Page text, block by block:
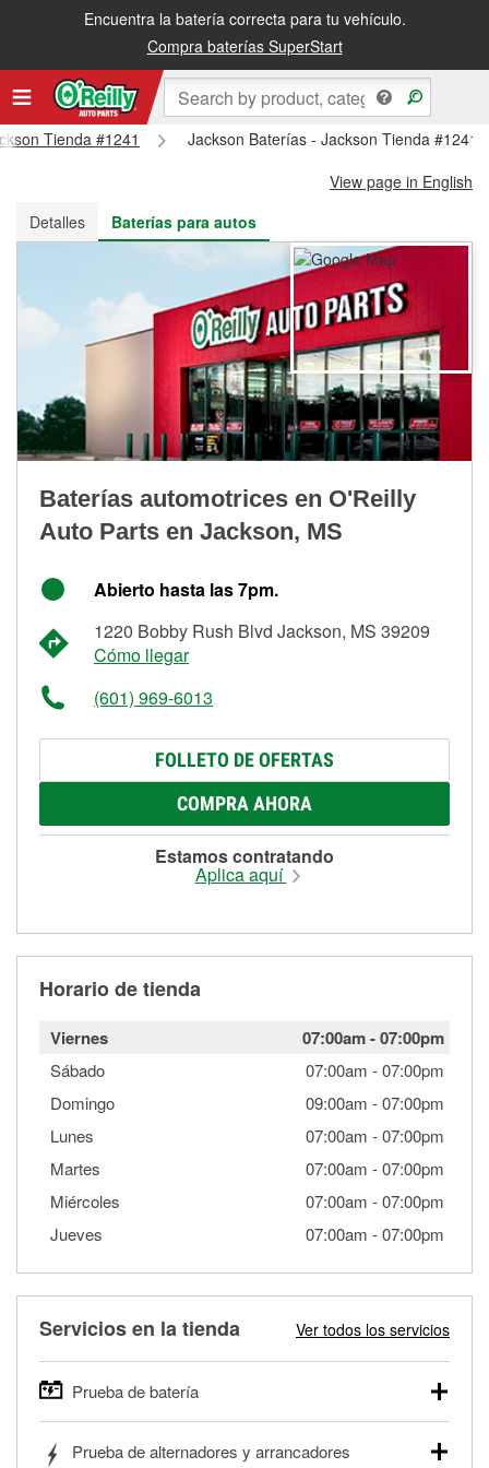
Encuentra la batería correcta para tu vehículo.
Compra baterías SuperStart
Recibe tu orden gratis al día siguiente o recógela en la tienda
Tienda #1241
Jackson Baterías - Jackson Tienda #1241
View page in English
Detalles
Baterías para autos
Baterías automotrices en O'Reilly
Auto Parts en Jackson, MS
Abierto hasta las 7pm.
1220 Bobby Rush Blvd Jackson, MS 39209
Cómo llegar
(601) 969-6013
FOLLETO DE OFERTAS
COMPRA AHORA
Estamos contratando
Aplica aquí
Horario de tienda
Viernes 07:00am-07:00pm
Sábado 07:00am -07:00pm
Domingo
09:00am -07:00pm
Lunes
07:00am -07:00pm
Martes
07:00am -07:00pm
Miércoles
07:00am -07:00pm
Jueves
07:00am -07:00pm
Servicios en la tienda Ver todos los servicios
Prueba de batería
autos, camionetas, SUVs, vehículos comerciales y
Prueba de alternadores y arrancadores